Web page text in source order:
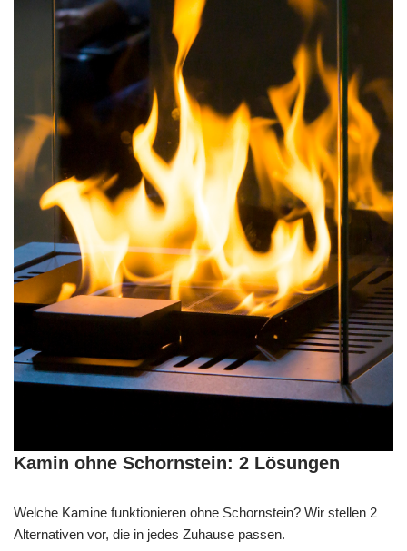
Kamin ohne Schornstein: 2 Lösungen
Welche Kamine funktionieren ohne Schornstein? Wir stellen 2
Alternativen vor, die in jedes Zuhause passen.